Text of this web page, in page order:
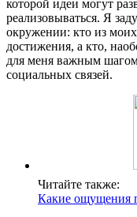
которой идеи могут
реализовываться. Я
окружении: кто из
достижения, а кто,
для меня важным
социальных связей.
Читайте также:
Какие ощущения